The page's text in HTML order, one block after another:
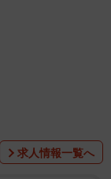
求人情報一覧へ